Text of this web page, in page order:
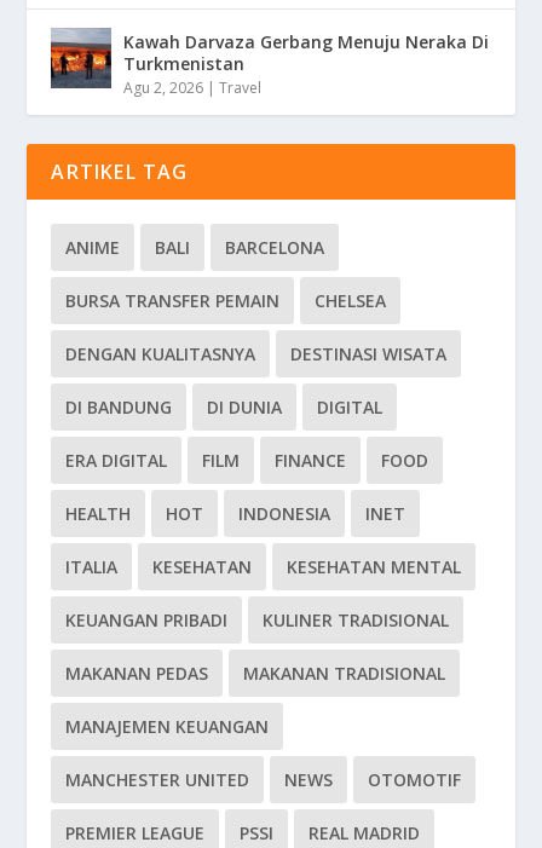
Kawah Darvaza Gerbang Menuju Neraka Di
Turkmenistan
Agu 2, 2026 |Travel
ARTIKEL TAG
ANIME BALI BARCELONA
BURSA TRANSFER PEMAIN CHELSEA
DENGAN KUALITASNYA DESTINASI WISATA
DI BANDUNG DI DUNIA DIGITAL
ERA DIGITAL FILM FINANCE FOOD
HEALTH HOT INDONESIA INET
ITALIA KESEHATAN KESEHATAN MENTAL
KEUANGAN PRIBADI KULINER TRADISIONAL
MAKANAN PEDAS MAKANAN TRADISIONAL
MANAJEMEN KEUANGAN
MANCHESTER UNITED NEWS OTOMOTIF
PREMIER LEAGUE PSSI REAL MADRID